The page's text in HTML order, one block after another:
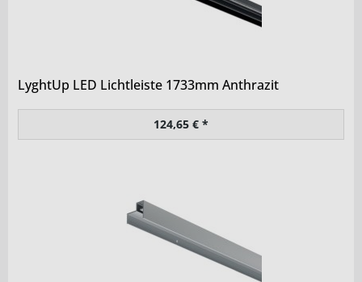
LyghtUp LED Lichtleiste 1733mm Anthrazit
124,65 € *